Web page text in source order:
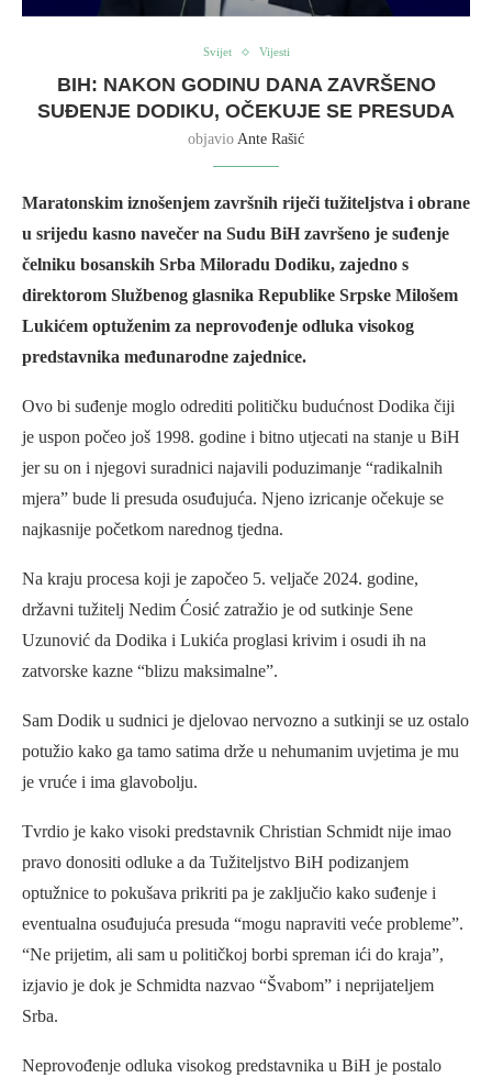
Svijet Vijesti
BIH: NAKON GODINU DANA ZAVRŠENO
SUĐENJE DODIKU, OČEKUJE SE PRESUDA
objavio Ante Rašić
Maratonskim iznošenjem završnih riječi tužiteljstva i obrane
u srijedu kasno navečer na Sudu BiH završeno je suđenje
čelniku bosanskih Srba Miloradu Dodiku, zajedno s
direktorom Službenog glasnika Republike Srpske Milošem
Lukićem optuženim za neprovođenje odluka visokog
predstavnika međunarodne zajednice.
Ovo bi suđenje moglo odrediti političku budućnost Dodika čiji
je uspon počeo još 1998. godine i bitno utjecati na stanje u BiH
jer su on i njegovi suradnici najavili poduzimanje “radikalnih
mjera” bude li presuda osuđujuća. Njeno izricanje očekuje se
najkasnije početkom narednog tjedna.
Na kraju procesa koji je započeo 5. veljače 2024. godine,
državni tužitelj Nedim Ćosić zatražio je od sutkinje Sene
Uzunović da Dodika i Lukića proglasi krivim i osudi ih na
zatvorske kazne “blizu maksimalne”.
Sam Dodik u sudnici je djelovao nervozno a sutkinji se uz ostalo
potužio kako ga tamo satima drže u nehumanim uvjetima je mu
je vruće i ima glavobolju.
Tvrdio je kako visoki predstavnik Christian Schmidt nije imao
pravo donositi odluke a da Tužiteljstvo BiH podizanjem
optužnice to pokušava prikriti pa je zaključio kako suđenje i
eventualna osuđujuća presuda “mogu napraviti veće probleme”.
“Ne prijetim, ali sam u političkoj borbi spreman ići do kraja”,
izjavio je dok je Schmidta nazvao “Švabom” i neprijateljem
Srba.
Neprovođenje odluka visokog predstavnika u BiH je postalo